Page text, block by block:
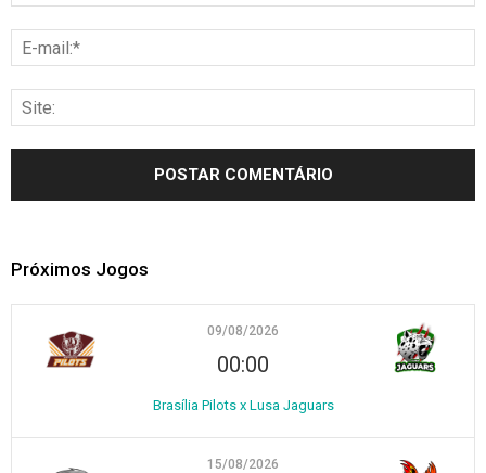
Próximos Jogos
09/08/2026
00:00
Brasília Pilots x Lusa Jaguars
15/08/2026